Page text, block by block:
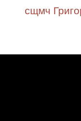
сщмч